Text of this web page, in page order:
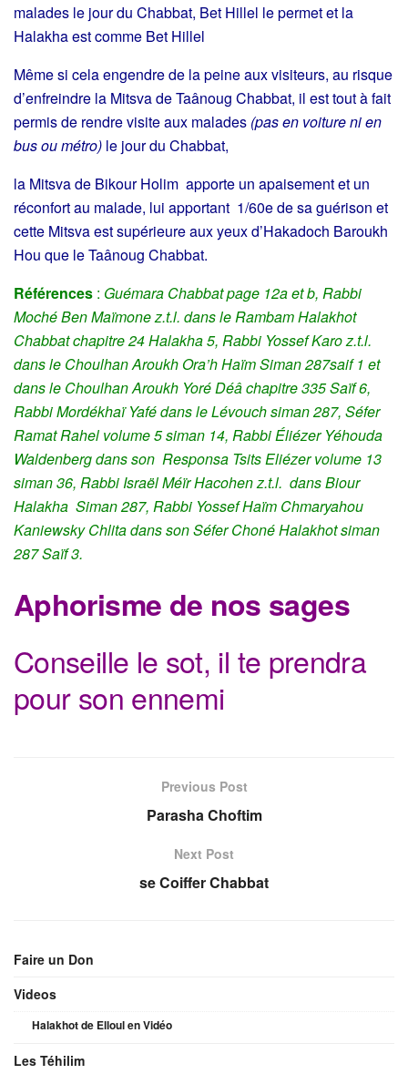
malades le jour du Chabbat, Bet Hillel le permet et la
Halakha est comme Bet Hillel
Même si cela engendre de la peine aux visiteurs, au risque
d’enfreindre la Mitsva de Taânoug Chabbat, il est tout à fait
permis de rendre visite aux malades (pas en voiture ni en
bus ou métro) le jour du Chabbat,
la Mitsva de Bikour Holim apporte un apaisement et un
réconfort au malade, lui apportant 1/60e de sa guérison et
cette Mitsva est supérieure aux yeux d’Hakadoch Baroukh
Hou que le Taânoug Chabbat.
Références : Guémara Chabbat page 12a et b, Rabbi
Moché Ben Maïmone z.t.l. dans le Rambam Halakhot
Chabbat chapitre 24 Halakha 5, Rabbi Yossef Karo z.t.l.
dans le Choulhan Aroukh Ora’h Haïm Siman 287saif 1 et
dans le Choulhan Aroukh Yoré Déâ chapitre 335 Saïf 6,
Rabbi Mordékhaï Yafé dans le Lévouch siman 287, Séfer
Ramat Rahel volume 5 siman 14, Rabbi Éliézer Yéhouda
Waldenberg dans son Responsa Tsits Eliézer volume 13
siman 36, Rabbi Israël Méïr Hacohen z.t.l. dans Biour
Halakha Siman 287, Rabbi Yossef Haïm Chmaryahou
Kaniewsky Chlita dans son Séfer Choné Halakhot siman
287 Saïf 3.
Aphorisme de nos sages
Conseille le sot, il te prendra
pour son ennemi
Previous Post
Parasha Choftim
Next Post
se Coiffer Chabbat
Faire un Don
Videos
Halakhot de Elloul en Vidéo
Les Téhilim